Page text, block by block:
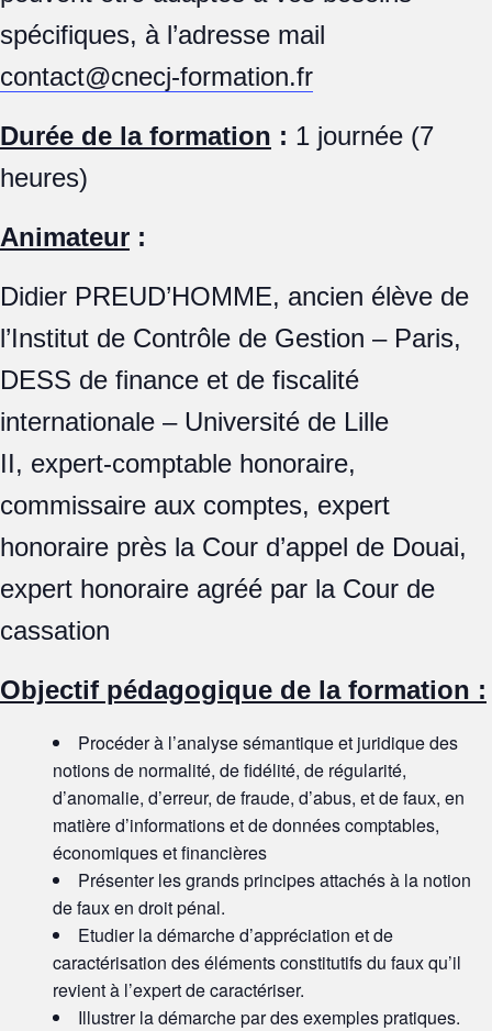
spécifiques, à l’adresse mail
contact@cnecj-formation.fr
Durée de la formation : 1 journée (7
heures)
Animateur :
Didier PREUD’HOMME, ancien élève de
l’Institut de Contrôle de Gestion – Paris,
DESS de finance et de fiscalité
internationale – Université de Lille
II, expert-comptable honoraire,
commissaire aux comptes, expert
honoraire près la Cour d’appel de Douai,
expert honoraire agréé par la Cour de
cassation
Objectif pédagogique de la formation :
Procéder à l’analyse sémantique et juridique des
notions de normalité, de fidélité, de régularité,
d’anomalie, d’erreur, de fraude, d’abus, et de faux, en
matière d’informations et de données comptables,
économiques et financières
Présenter les grands principes attachés à la notion
de faux en droit pénal.
Etudier la démarche d’appréciation et de
caractérisation des éléments constitutifs du faux qu’il
revient à l’expert de caractériser.
Illustrer la démarche par des exemples pratiques.